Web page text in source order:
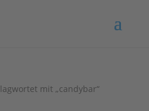
mit „candybar“